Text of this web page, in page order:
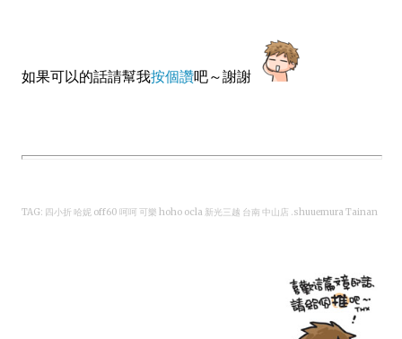
如果可以的話請幫我按個讚吧～謝謝
TAG: 四小折 哈妮 off60 呵呵 可樂 hoho ocla 新光三越 台南 中山店 .shuuemura Tainan